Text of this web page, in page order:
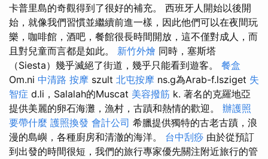
卡普里島的奇觀得到了很好的補充。 西班牙人開始以後開
始，就像我們習慣並繼續前進一樣，因此他們可以在夜間玩
樂，咖啡館，酒吧，餐館很長時間開放，這不僅對成人，而
且對兒童而言都是如此。 新竹外燴 同時，塞斯塔
（Siesta）幾乎滅絕了街道，幾乎只能看到遊客。 餐盒
Om.ni 中清路 按摩 szult 北屯按摩 ns.g為Arab-f.lsziget 失
智症 d.li，Salalah的Muscat 美容撥筋 k. 著名的克羅地亞
提供美麗的卵石海灘，漁村，古蹟和熱情的歡迎。 辦護照
要帶什麼 護照換發 會計公司 希臘提供獨特的古老古蹟，浪
漫的島嶼，各種廚房和清澈的海洋。 台中刮痧 由於從預訂
到出發的時間很短，我們的旅行專家優先關注附近旅行的管